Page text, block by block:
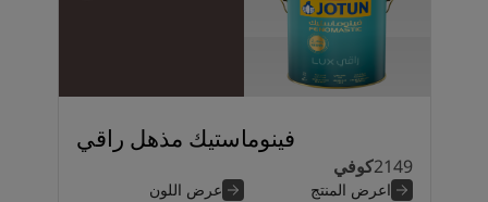
فينوماستيك مذهل راقي
2149كوفي
اعرض المنتج عرض اللون